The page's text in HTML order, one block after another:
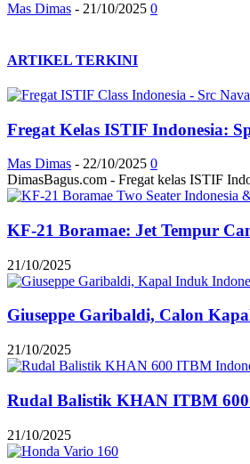
Mas Dimas - 21/10/2025 0
ARTIKEL TERKINI
Fregat Kelas ISTIF Indonesia:
Mas Dimas - 22/10/2025 0
DimasBagus.com - Fregat kelas ISTIF
KF-21 Boramae: Jet Tempur
21/10/2025
Giuseppe Garibaldi, Calon
21/10/2025
Rudal Balistik KHAN ITBM 600
21/10/2025